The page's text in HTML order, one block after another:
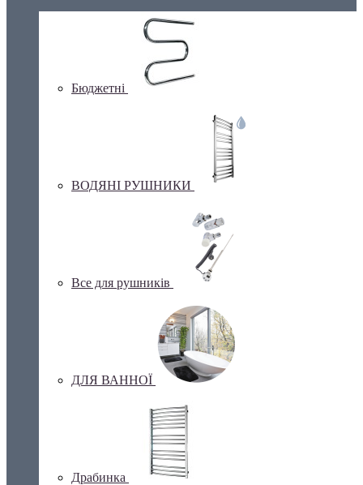
Бюджетні
ВОДЯНІ РУШНИКИ
Все для рушників
ДЛЯ ВАННОЇ
Драбинка